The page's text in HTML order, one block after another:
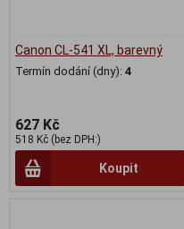
Canon CL-541 XL, barevný
Termín dodání (dny): 4
627 Kč
518 Kč (bez DPH:)
Koupit